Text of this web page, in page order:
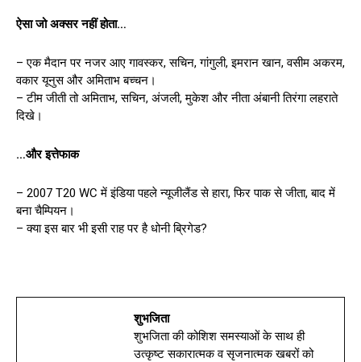
ऐसा जो अक्सर नहीं होता…
– एक मैदान पर नजर आए गावस्कर, सचिन, गांगुली, इमरान खान, वसीम अकरम,
वकार यूनुस और अमिताभ बच्चन।
– टीम जीती तो अमिताभ, सचिन, अंजली, मुकेश और नीता अंबानी तिरंगा लहराते
दिखे।
…और इत्तेफाक
– 2007 T20 WC में इंडिया पहले न्यूजीलैंड से हारा, फिर पाक से जीता, बाद में
बना चैम्पियन।
– क्या इस बार भी इसी राह पर है धोनी ब्रिगेड?
शुभजिता
शुभजिता की कोशिश समस्याओं के साथ ही
उत्कृष्ट सकारात्मक व सृजनात्मक खबरों को